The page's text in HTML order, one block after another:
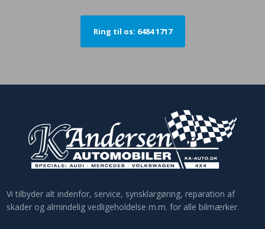
Ring til os: 6484 1717
​Vi tilbyder alt indenfor, service, synsklargøring, reparation af
skader og almindelig vedligeholdelse m.m. for alle bilmærker.